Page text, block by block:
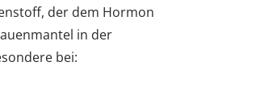
der dem Hormon
in der
bei: